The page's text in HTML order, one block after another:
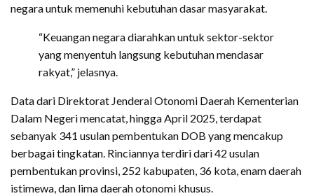
negara untuk memenuhi kebutuhan dasar masyarakat.
“Keuangan negara diarahkan untuk sektor-sektor
yang menyentuh langsung kebutuhan mendasar
rakyat,” jelasnya.
Data dari Direktorat Jenderal Otonomi Daerah Kementerian
Dalam Negeri mencatat, hingga April 2025, terdapat
sebanyak 341 usulan pembentukan DOB yang mencakup
berbagai tingkatan. Rinciannya terdiri dari 42 usulan
pembentukan provinsi, 252 kabupaten, 36 kota, enam daerah
istimewa, dan lima daerah otonomi khusus.